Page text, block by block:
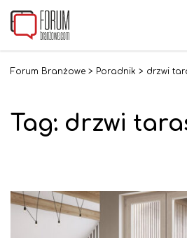
Forum Branżowe > Poradnik > drzwi
Tag: drzwi